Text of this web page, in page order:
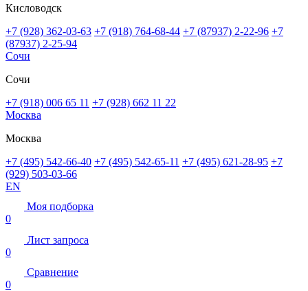
Кисловодск
+7 (928) 362-03-63 +7 (918) 764-68-44 +7 (87937) 2-22-96 +7
(87937) 2-25-94
Сочи
Сочи
+7 (918) 006 65 11 +7 (928) 662 11 22
Москва
Москва
+7 (495) 542-66-40 +7 (495) 542-65-11 +7 (495) 621-28-95 +7
(929) 503-03-66
EN
Моя подборка
0
Лист запроса
0
Сравнение
0